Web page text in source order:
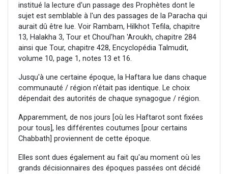
institué la lecture d'un passage des Prophètes dont le
sujet est semblable à l'un des passages de la Paracha qui
aurait dû être lue. Voir Rambam, Hilkhot Tefila, chapitre
13, Halakha 3, Tour et Choul'han 'Aroukh, chapitre 284
ainsi que Tour, chapitre 428, Encyclopédia Talmudit,
volume 10, page 1, notes 13 et 16.
Jusqu'à une certaine époque, la Haftara lue dans chaque
communauté / région n'était pas identique. Le choix
dépendait des autorités de chaque synagogue / région.
Apparemment, de nos jours [où les Haftarot sont fixées
pour tous], les différentes coutumes [pour certains
Chabbath] proviennent de cette époque.
Elles sont dues également au fait qu'au moment où les
grands décisionnaires des époques passées ont décidé